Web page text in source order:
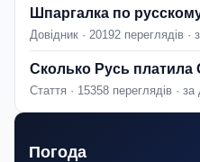
Шпаргалка по
Довідник · 20192 переглядів ·
Сколько Русь платила
Стаття · 15358 переглядів ·
Погода